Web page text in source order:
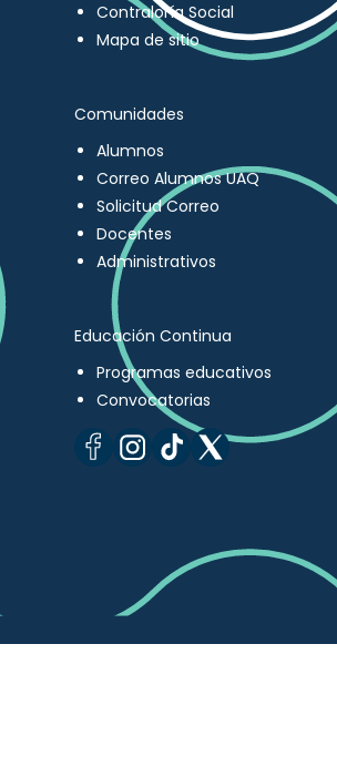
Contraloría Social
Mapa de sitio
Comunidades
Alumnos
Correo Alumnos UAQ
Solicitud Correo
Docentes
Administrativos
Educación Continua
Programas educativos
Convocatorias